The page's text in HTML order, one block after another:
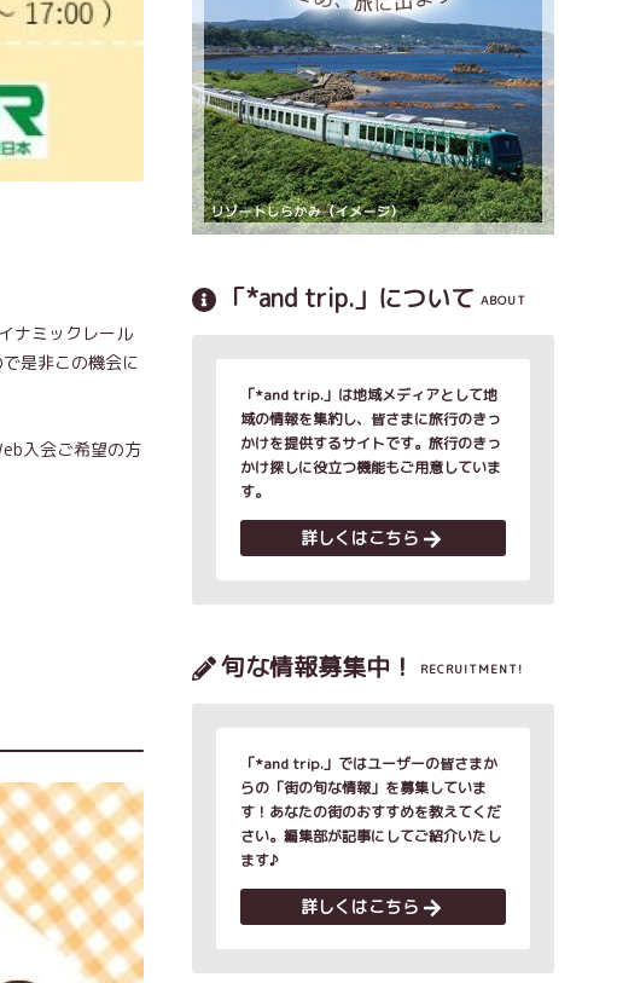
ナミックレール
是非この機会に
入会ご希望の方
「*and trip.」について ABOUT
「*and trip.」は地域メディアとして地
域の情報を集約し、皆さまに旅行のきっ
かけを提供するサイトです。旅行のきっ
かけ探しに役立つ機能もご用意していま
す。
詳しくはこちら
旬な情報募集中！ RECRUITMENT!
「*and trip.」ではユーザーの皆さまか
らの「街の旬な情報」を募集していま
す！あなたの街のおすすめを教えてくだ
さい。編集部が記事にしてご紹介いたし
ます♪
詳しくはこちら